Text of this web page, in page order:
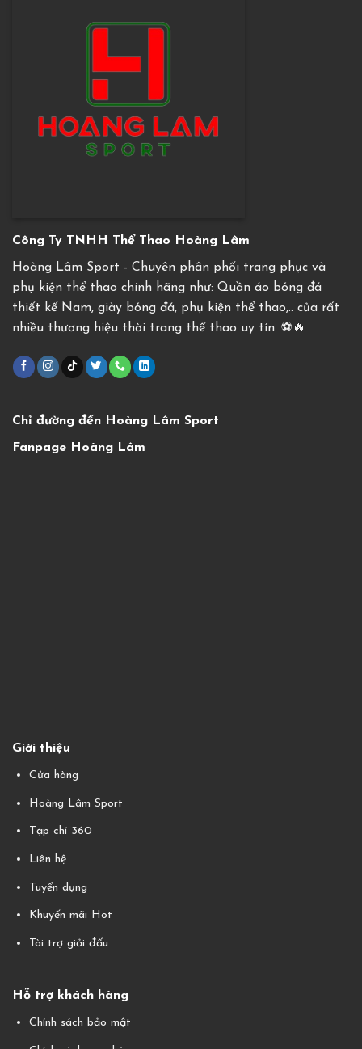
Công Ty TNHH Thể Thao Hoàng Lâm
Hoàng Lâm Sport - Chuyên phân phối trang phục và
phụ kiện thể thao chính hãng như: Quần áo bóng đá
thiết kế Nam, giày bóng đá, phụ kiện thể thao,.. của rất
nhiều thương hiệu thời trang thể thao uy tín. ⚽️🔥
Giới thiệu
Cửa hàng
Hoàng Lâm Sport
Tạp chí 360
Liên hệ
Tuyển dụng
Khuyến mãi Hot
Tài trợ giải đấu
Hỗ trợ khách hàng
Chính sách bảo mật
Chỉ đường đến Hoàng Lâm Sport
Fanpage Hoàng Lâm